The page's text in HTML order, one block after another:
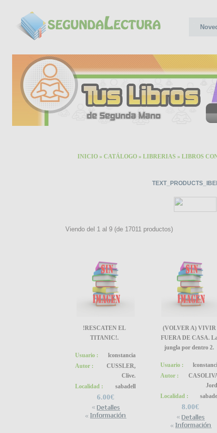
INICIO » CATÁLOGO » LIBRERIAS » LIBROS
Viendo del 1 al 9 (de 17011 productos)
!RESCATEN EL
TITANIC!.
Usuario :
lconstancia
Autor :
CUSSLER,
Clive.
Localidad :
sabadell
6.00€
(VOLVER A) VIVIR
FUERA DE CASA.
jungla por dentro 2.
Usuario :
Autor :
Localidad :
8.00€